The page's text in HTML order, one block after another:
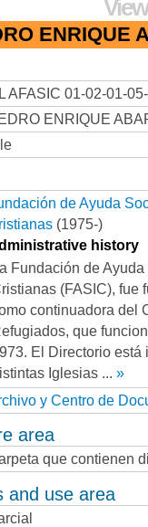
ENRIQUE
AFASIC 01-02-01-
ENRIQUE
de Ayuda
(1975-)
history
Fundación de
(FASIC), fue
continuadora del
que
El Directorio está
Iglesias ... »
y Centro de
area
que contienen
and use area